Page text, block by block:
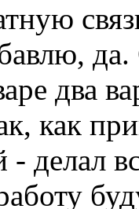
два
как
- делал